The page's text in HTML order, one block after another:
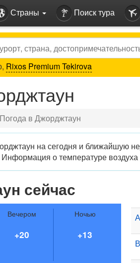
Страны Поиск тура
Rixos Premium Tekirova
Погода в Джорджтаун
на сегодня и ближайшую
о температуре
сейчас
Вечером
+20
Ночью
+13